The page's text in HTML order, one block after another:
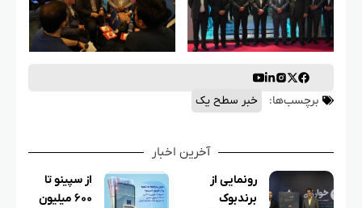
برچسب‌ها: خبر سطح یک
آخرین اخبار
رونمایی از
برندبوک
از سپینو تا
۶۰۰ میلیون